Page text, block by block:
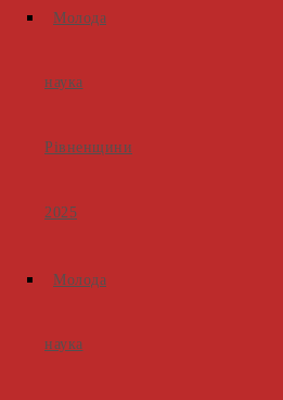
Молода
наука
Рівненщини
2025
Молода
наука